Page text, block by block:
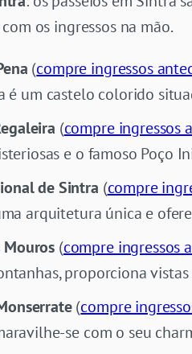
os ingressos na mão.
(compre ingressos
é um castelo colorido
(compre ingressos
e o famoso Poço
de Sintra (compre
arquitetura única e
Mouros (compre ingressos
proporciona
(compre
se com o seu